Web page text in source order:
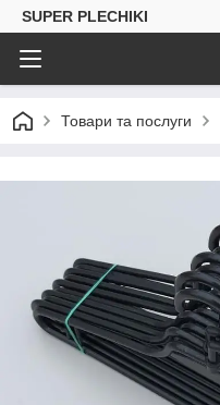
SUPER PLECHIKI
Товари та послуги